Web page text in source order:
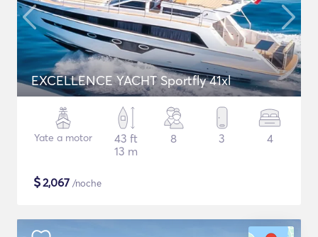
EXCELLENCE YACHT Sportfly 41xl
Yate a motor
43 ft
13 m
8 3 4
$2,067 /noche